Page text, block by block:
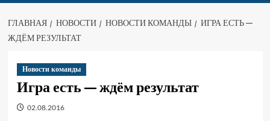
ГЛАВНАЯ НОВОСТИ НОВОСТИ КОМАНДЫ
ИГРА ЕСТЬ —
ЖДЁМ РЕЗУЛЬТАТ
Новости команды
Игра есть — ждём результат
02.08.2016